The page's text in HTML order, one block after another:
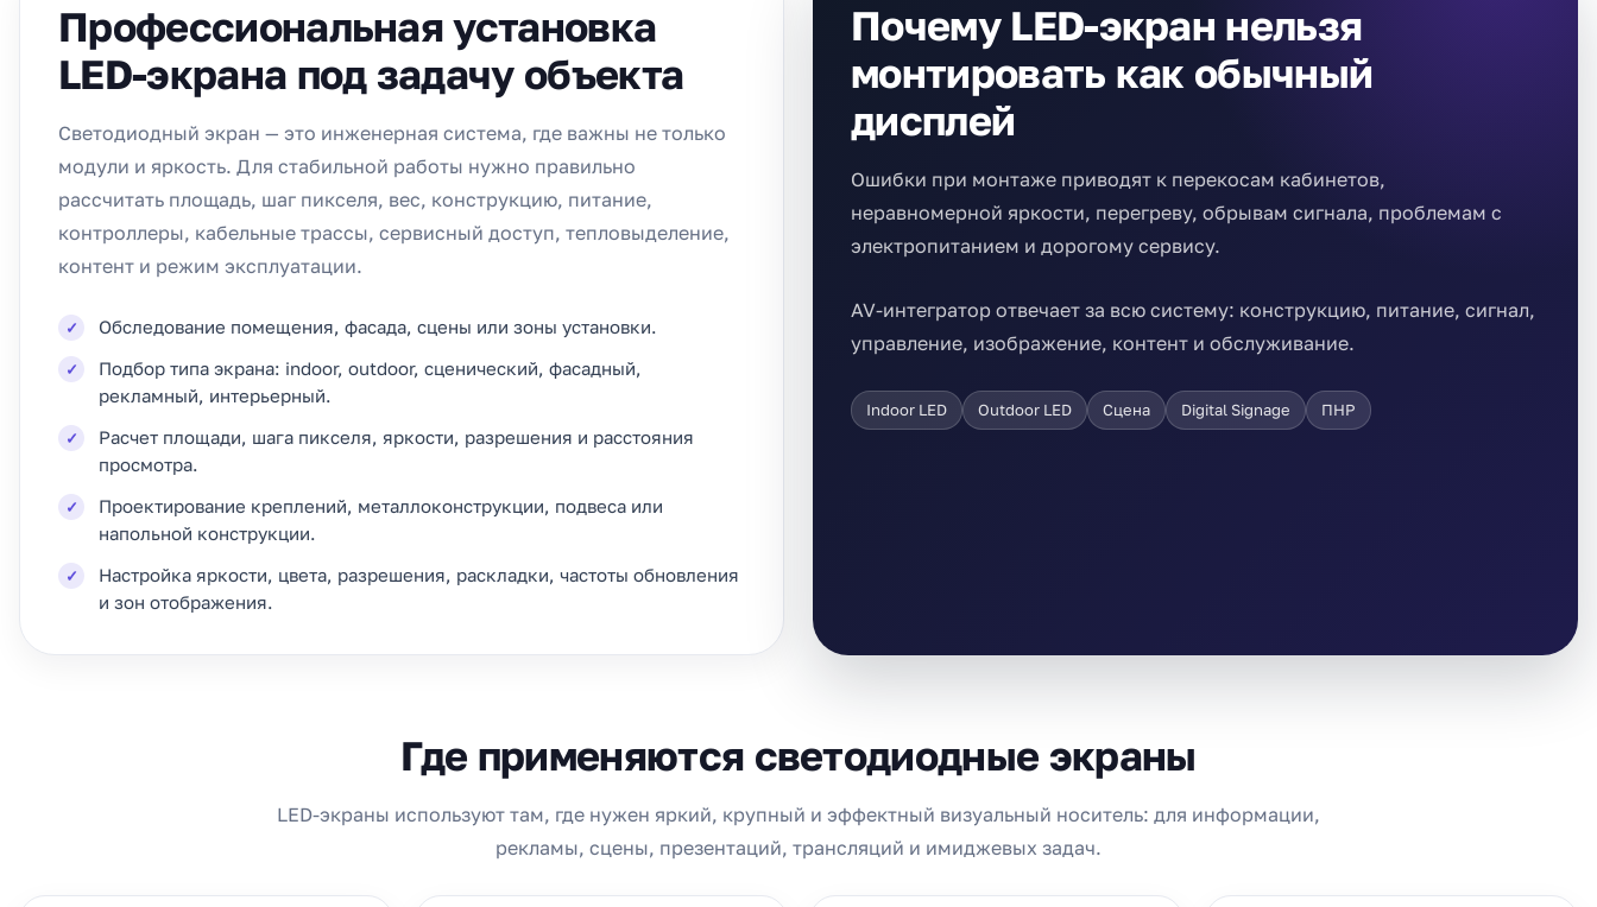
Профессиональная установка
LED-экрана под задачу объекта
Светодиодный экран — это инженерная система, где важны не только
модули и яркость. Для стабильной работы нужно правильно
рассчитать площадь, шаг пикселя, вес, конструкцию, питание,
контроллеры, кабельные трассы, сервисный доступ, тепловыделение,
контент и режим эксплуатации.
Обследование помещения, фасада, сцены или зоны установки.
Подбор типа экрана: indoor, outdoor, сценический, фасадный,
рекламный, интерьерный.
Расчет площади, шага пикселя, яркости, разрешения и расстояния
просмотра.
Проектирование креплений, металлоконструкции, подвеса или
напольной конструкции.
Настройка яркости, цвета, разрешения, раскладки, частоты обновления
и зон отображения.
Почему LED-экран нельзя
монтировать как обычный
дисплей
Ошибки при монтаже приводят к перекосам кабинетов,
неравномерной яркости, перегреву, обрывам сигнала, проблемам с
электропитанием и дорогому сервису.
AV-интегратор отвечает за всю систему: конструкцию, питание, сигнал,
управление, изображение, контент и обслуживание.
Indoor LED Outdoor LED Сцена Digital Signage ПНР
Где применяются светодиодные экраны
LED-экраны используют там, где нужен яркий, крупный и эффектный визуальный носитель: для информации,
рекламы, сцены, презентаций, трансляций и имиджевых задач.